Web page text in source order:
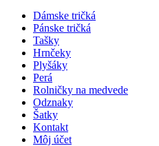
Dámske tričká
Pánske tričká
Tašky
Hrnčeky
Plyšáky
Perá
Rolničky na medvede
Odznaky
Šatky
Kontakt
Môj účet